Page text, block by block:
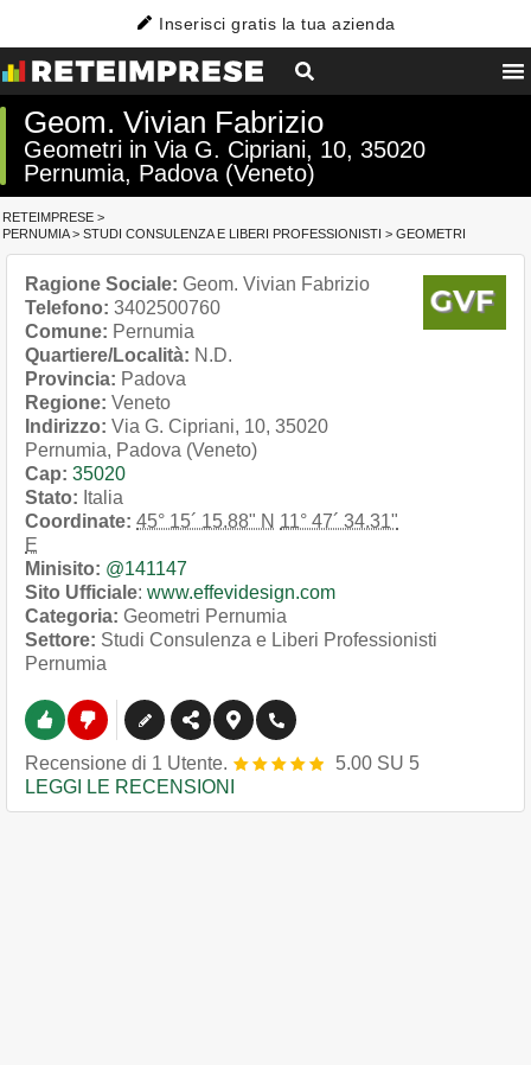
Inserisci gratis la tua azienda
Geom. Vivian Fabrizio
Geometri in Via G. Cipriani, 10, 35020
Pernumia, Padova (Veneto)
RETEIMPRESE >
PERNUMIA> STUDI CONSULENZA E LIBERI PROFESSIONISTI > GEOMETRI
Ragione Sociale: Geom. Vivian Fabrizio
Telefono: 3402500760
Comune: Pernumia
Quartiere/Località: N.D.
Provincia: Padova
Regione: Veneto
Indirizzo: Via G. Cipriani, 10, 35020
Pernumia, Padova (Veneto)
Cap: 35020
Stato: Italia
Coordinate: 45° 15´ 15.88" N 11° 47´ 34.31"
E
Minisito: @141147
Sito Ufficiale: www.effevidesign.com
Categoria: Geometri Pernumia
Settore: Studi Consulenza e Liberi Professionisti
Pernumia
Recensione di 1 Utente. 5.00 SU 5
LEGGI LE RECENSIONI